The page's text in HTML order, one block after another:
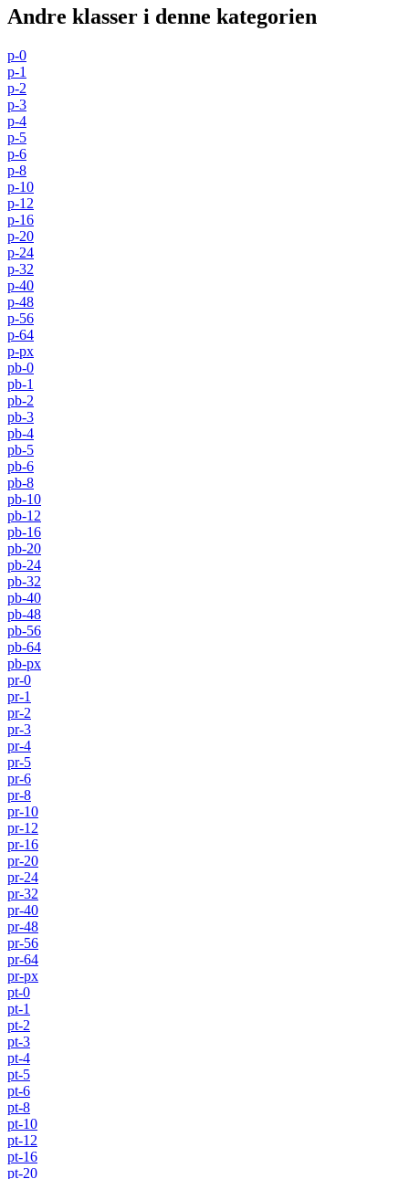
Andre klasser i denne kategorien
p-0
p-1
p-2
p-3
p-4
p-5
p-6
p-8
p-10
p-12
p-16
p-20
p-24
p-32
p-40
p-48
p-56
p-64
p-px
pb-0
pb-1
pb-2
pb-3
pb-4
pb-5
pb-6
pb-8
pb-10
pb-12
pb-16
pb-20
pb-24
pb-32
pb-40
pb-48
pb-56
pb-64
pb-px
pr-0
pr-1
pr-2
pr-3
pr-4
pr-5
pr-6
pr-8
pr-10
pr-12
pr-16
pr-20
pr-24
pr-32
pr-40
pr-48
pr-56
pr-64
pr-px
pt-0
pt-1
pt-2
pt-3
pt-4
pt-5
pt-6
pt-8
pt-10
pt-12
pt-16
pt-20